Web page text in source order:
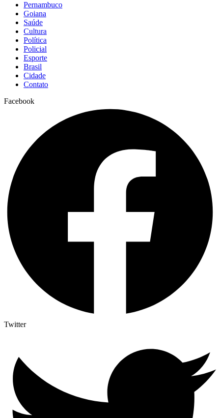
Pernambuco
Goiana
Saúde
Cultura
Política
Policial
Esporte
Brasil
Cidade
Contato
Facebook
Twitter